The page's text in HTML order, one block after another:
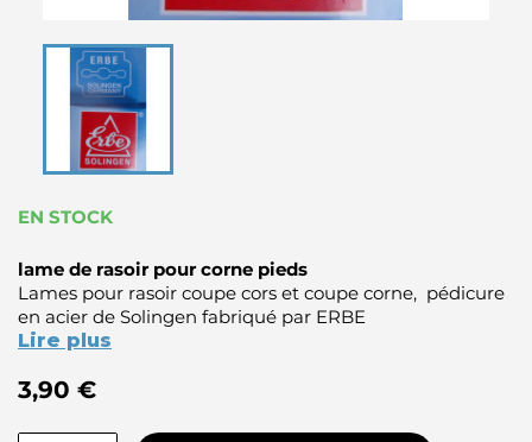
EN STOCK
lame de rasoir pour corne pieds
Lames pour rasoir coupe cors et coupe corne, pédicure
en acier de Solingen fabriqué par ERBE
Lire plus
3,90 €